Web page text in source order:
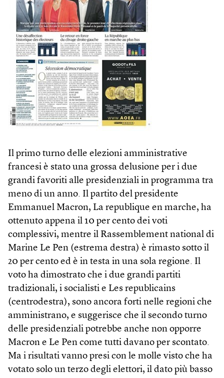
Il primo turno delle elezioni amministrative
francesi è stato una grossa delusione per i due
grandi favoriti alle presidenziali in programma tra
meno di un anno. Il partito del presidente
Emmanuel Macron, La republique en marche, ha
ottenuto appena il 10 per cento dei voti
complessivi, mentre il Rassemblement national di
Marine Le Pen (estrema destra) è rimasto sotto il
20 per cento ed è in testa in una sola regione. Il
voto ha dimostrato che i due grandi partiti
tradizionali, i socialisti e Les republicains
(centrodestra), sono ancora forti nelle regioni che
amministrano, e suggerisce che il secondo turno
delle presidenziali potrebbe anche non opporre
Macron e Le Pen come tutti davano per scontato.
Ma i risultati vanno presi con le molle visto che ha
votato solo un terzo degli elettori, il dato più basso